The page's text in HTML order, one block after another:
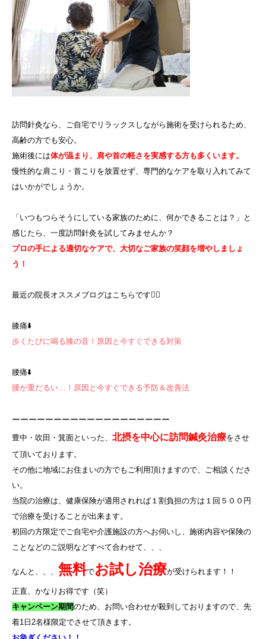
訪問針灸なら、ご自宅でリラックスしながら施術を受けられるため、
高齢の方でも安心。
施術後には体が温まり、肩や首の軽さを実感する方も多くいます。
慢性的な肩こり・首こりを放置せず、専門的なケアを取り入れてみて
はいかがでしょうか。
「いつもつらそうにしている家族のために、何かできることは？」と
感じたら、一度訪問針灸を試してみませんか？
プロの手による適切なケアで、大切なご家族の笑顔を増やしましょ
う！
最近の院長オススメブログはこちらです 💁‍♀️
膝痛⬇️
歩くたびに鳴る膝の音！原因と今すぐできる対策
腰痛⬇️
腰が重だるい…！原因と今すぐできる予防＆改善法
ーーーーーーーーーーーーーーーーーーー
豊中・吹田・箕面といった、 北摂を中心に訪問鍼灸治療をさせ
て頂いております。
その他に地域にお住まいの方でもご利用頂けますので、ご相談くださ
い。
当院の治療は、健康保険が適用されれば１割負担の方は１回５００円
で治療を受けることが出来ます。
初回の方限定でご自宅や介護施設の方へお伺いし、施術内容や保険の
ことなどのご説明などすべて合わせて、、、
なんと、、、 無料でお試し治療が受けられます！！
正直、かなりお得です（笑）
キャンペーン期間のため、お問い合わせが殺到しておりますので、先
着1 日 2名様限定でさせて頂きます。